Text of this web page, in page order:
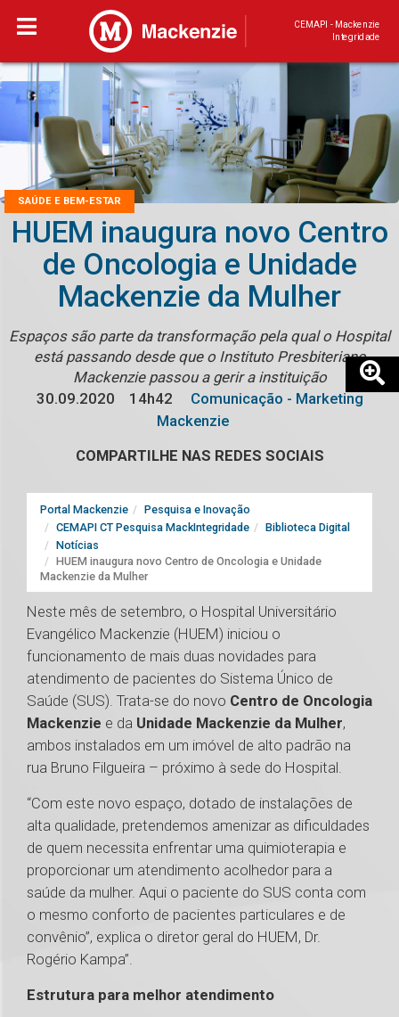
CEMAPI - Mackenzie
Integridade
SAÚDE E BEM-ESTAR
HUEM inaugura novo Centro
de Oncologia e Unidade
Mackenzie da Mulher
Espaços são parte da transformação pela qual o Hospital
está passando desde que o Instituto Presbiteriano
Mackenzie passou a gerir a instituição
30.09.2020
14h42
Comunicação - Marketing
Mackenzie
COMPARTILHE NAS REDES SOCIAIS
Portal Mackenzie
Pesquisa e Inovação
CEMAPI CT Pesquisa MackIntegridade
Biblioteca Digital
Notícias
HUEM inaugura novo Centro de Oncologia e Unidade
Mackenzie da Mulher
Neste mês de setembro, o Hospital Universitário
Evangélico Mackenzie (HUEM) iniciou o
funcionamento de mais duas novidades para
atendimento de pacientes do Sistema Único de
Saúde (SUS). Trata-se do novo Centro de Oncologia
Mackenzie e da Unidade Mackenzie da Mulher,
ambos instalados em um imóvel de alto padrão na
rua Bruno Filgueira – próximo à sede do Hospital.
“Com este novo espaço, dotado de instalações de
alta qualidade, pretendemos amenizar as dificuldades
de quem necessita enfrentar uma quimioterapia e
proporcionar um atendimento acolhedor para a
saúde da mulher. Aqui o paciente do SUS conta com
o mesmo conforto de pacientes particulares e de
convênio”, explica o diretor geral do HUEM, Dr.
Rogério Kampa”.
Estrutura para melhor atendimento